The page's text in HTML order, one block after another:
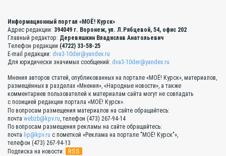
Информационный портал «МОЁ! Курск»
Адрес редакции: 394049 г. Воронеж, ул. Л.Рябцевой, 54, офис 202
Главный редактор: Деревяшкин Владислав Анатольевич
Телефон редакции (4722) 33-58-25
E-mail редакции: dva3-10der@yandex.ru
Для юридически значимых сообщений: dva3-10der@yandex.ru
Мнения авторов статей, опубликованных на портале «МОЁ! Курск», материалов,
размещённых в разделах «Мнения», «Народные новости», а также
комментариев пользователей к материалам сайта могут не совпадать
с позицией редакции портала «МОЁ! Курск».
По вопросам размещения материалов на сайте обращайтесь:
почта webzb@kpv.ru, телефон (473) 267-94-14
По вопросам размещения рекламы на сайте обращайтесь:
почта lip@kpv.ru с пометкой «Реклама на портале "МОЁ! Курск"»,
телефон (473) 267-94-13
Подписка на новости:
RSS